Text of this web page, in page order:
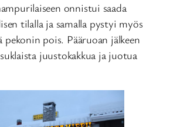
onnistui saada
tilalla ja samalla pystyi myös
pekonin pois. Pääruoan jälkeen
juustokakkua ja juotua